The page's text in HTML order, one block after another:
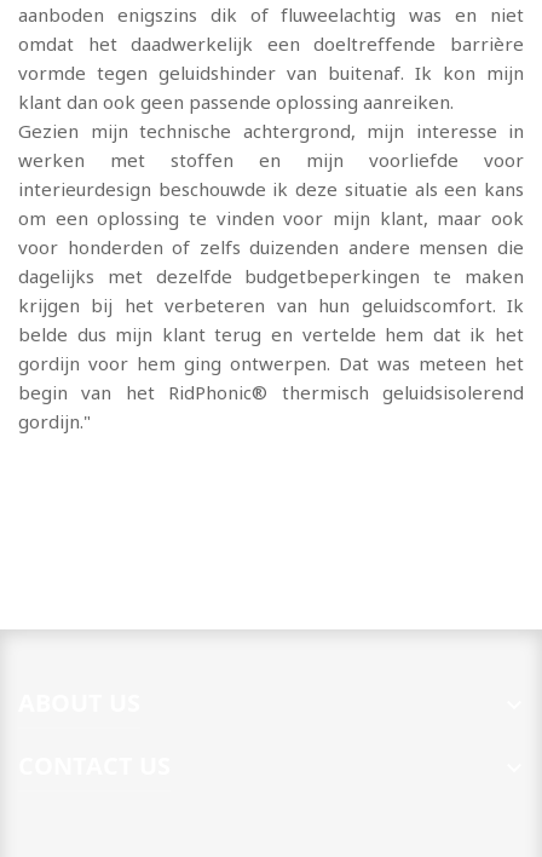
aanboden enigszins dik of fluweelachtig was en niet
omdat het daadwerkelijk een doeltreffende barrière
vormde tegen geluidshinder van buitenaf. Ik kon mijn
klant dan ook geen passende oplossing aanreiken.
Gezien mijn technische achtergrond, mijn interesse in
werken met stoffen en mijn voorliefde voor
interieurdesign beschouwde ik deze situatie als een kans
om een oplossing te vinden voor mijn klant, maar ook
voor honderden of zelfs duizenden andere mensen die
dagelijks met dezelfde budgetbeperkingen te maken
krijgen bij het verbeteren van hun geluidscomfort. Ik
belde dus mijn klant terug en vertelde hem dat ik het
gordijn voor hem ging ontwerpen. Dat was meteen het
begin van het RidPhonic® thermisch geluidsisolerend
gordijn."